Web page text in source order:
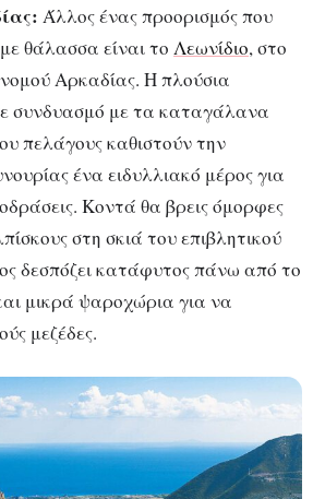
Άλλος ένας προορισμός που
θάλασσα είναι το Λεωνίδιο, στο
Αρκαδίας. Η πλούσια
συνδυασμό με τα καταγάλανα
πελάγους καθιστούν την
ένα ειδυλλιακό μέρος για
Κοντά θα βρεις όμορφες
στη σκιά του επιβλητικού
δεσπόζει κατάφυτος πάνω από το
μικρά ψαροχώρια για να
μεζέδες.